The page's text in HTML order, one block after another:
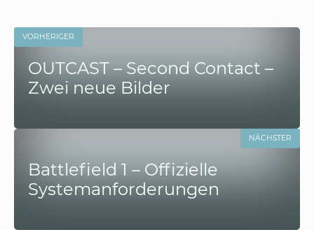
VORHERIGER
OUTCAST – Second Contact –
Zwei neue Bilder
Battlefield 1 – Offizielle
Systemanforderungen
NÄCHSTER